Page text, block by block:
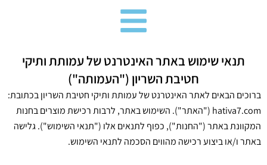
תנאי שימוש באתר האינטרנט של עמותת ותיקי
חטיבת השריון ("העמותה")
ברוכים הבאים לאתר האינטרנט של עמותת ותיקי חטיבת השריון בכתובת:
hativa7.com ("האתר"). השימוש באתר, לרבות רכישת מוצרים בחנות
המקוונת באתר ("החנות"), כפוף לתנאים אלו ("תנאי השימוש"). גלישה
באתר ו/או ביצוע רכישה מהווים הסכמה לתנאי השימוש.